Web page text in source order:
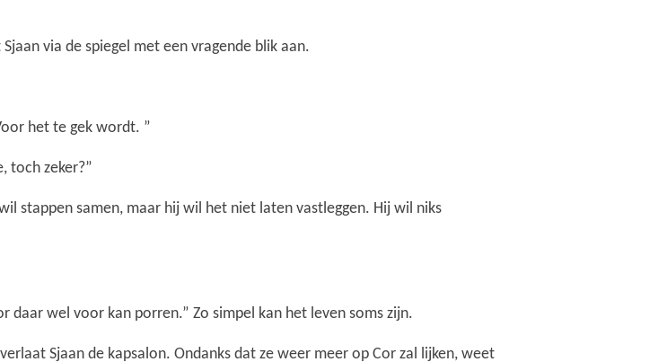
via de spiegel met een vragende blik aan.
het te gek wordt. ”
toch zeker?”
stappen samen, maar hij wil het niet laten vastleggen. Hij wil niks
daar wel voor kan porren.” Zo simpel kan het leven soms zijn.
Sjaan de kapsalon. Ondanks dat ze weer meer op Cor zal lijken, weet